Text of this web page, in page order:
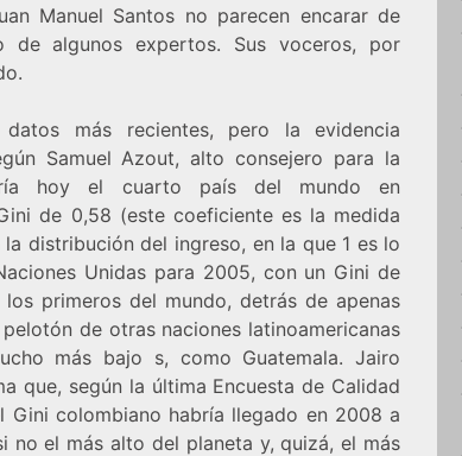
Manuel Santos no parecen encarar de
de algunos expertos. Sus voceros, por
más recientes, pero la evidencia
Samuel Azout, alto consejero para la
hoy el cuarto país del mundo en
de 0,58 (este coeficiente es la medida
distribución del ingreso, en la que 1 es lo
Unidas para 2005, con un Gini de
primeros del mundo, detrás de apenas
de otras naciones latinoamericanas
más bajo s, como Guatemala. Jairo
que, según la última Encuesta de Calidad
Gini colombiano habría llegado en 2008 a
no el más alto del planeta y, quizá, el más